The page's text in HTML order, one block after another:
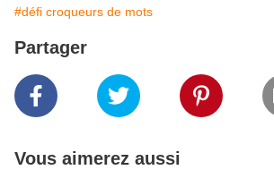
#défi croqueurs de mots
Partager
Vous aimerez aussi